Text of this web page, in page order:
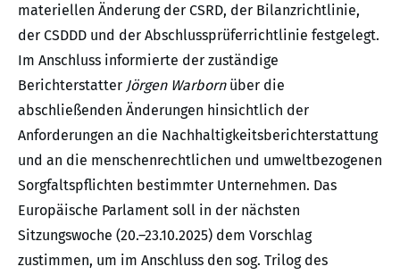
materiellen Änderung der CSRD, der Bilanzrichtlinie,
der CSDDD und der Abschlussprüferrichtlinie festgelegt.
Im Anschluss informierte der zuständige
Berichterstatter Jörgen Warbornüber die
abschließenden Änderungen hinsichtlich der
Anforderungen an die Nachhaltigkeitsberichterstattung
und an die menschenrechtlichen und umweltbezogenen
Sorgfaltspflichten bestimmter Unternehmen. Das
Europäische Parlament soll in der nächsten
Sitzungswoche (20.–23.10.2025) dem Vorschlag
zustimmen, um im Anschluss den sog. Trilog des